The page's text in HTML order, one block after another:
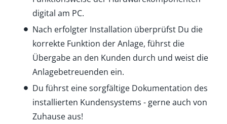
digital am PC.
Nach erfolgter Installation überprüfst Du die
korrekte Funktion der Anlage, führst die
Übergabe an den Kunden durch und weist die
Anlagebetreuenden ein.
Du führst eine sorgfältige Dokumentation des
installierten Kundensystems - gerne auch von
Zuhause aus!